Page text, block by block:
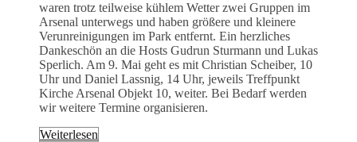
waren trotz teilweise kühlem Wetter zwei Gruppen im
Arsenal unterwegs und haben größere und kleinere
Verunreinigungen im Park entfernt. Ein herzliches
Dankeschön an die Hosts Gudrun Sturmann und Lukas
Sperlich. Am 9. Mai geht es mit Christian Scheiber, 10
Uhr und Daniel Lassnig, 14 Uhr, jeweils Treffpunkt
Kirche Arsenal Objekt 10, weiter. Bei Bedarf werden
wir weitere Termine organisieren.
Weiterlesen